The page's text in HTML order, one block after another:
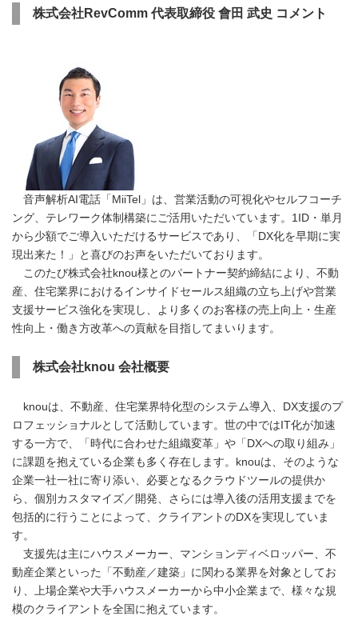
株式会社RevComm 代表取締役 會田 武史 コメント
音声解析AI電話「MiiTel」は、営業活動の可視化やセルフコーチ
ング、テレワーク体制構築にご活用いただいています。1ID・単月
から少額でご導入いただけるサービスであり、「DX化を早期に実
現出来た！」と喜びのお声をいただいております。
このたび株式会社knou様とのパートナー契約締結により、不動
産、住宅業界におけるインサイドセールス組織の立ち上げや営業
支援サービス強化を実現し、より多くのお客様の売上向上・生産
性向上・働き方改革への貢献を目指してまいります。
株式会社knou 会社概要
knouは、不動産、住宅業界特化型のシステム導入、DX支援のプ
ロフェッショナルとして活動しています。世の中ではIT化が加速
する一方で、「時代に合わせた組織変革」や「DXへの取り組み」
に課題を抱えている企業も多く存在します。knouは、そのような
企業一社一社に寄り添い、必要となるクラウドツールの提供か
ら、個別カスタマイズ／開発、さらには導入後の活用支援までを
包括的に行うことによって、クライアントのDXを実現していま
す。
支援先は主にハウスメーカー、マンションディベロッパー、不
動産企業といった「不動産／建築」に関わる業界を対象としてお
り、上場企業や大手ハウスメーカーから中小企業まで、様々な規
模のクライアントを全国に抱えています。